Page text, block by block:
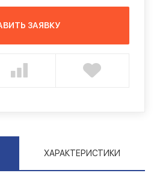
ЗАЯВКУ
ХАРАКТЕРИСТИКИ